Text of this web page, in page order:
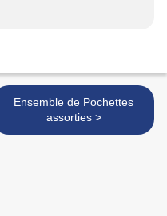
Ensemble de Pochettes
assorties >